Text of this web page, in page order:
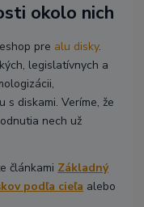
okolo nich
pre alu disky.
legislatívnych a
diskami. Veríme, že
nech už
článkami Základný
podľa cieľa alebo